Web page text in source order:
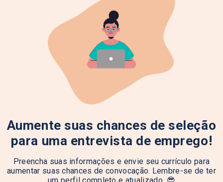
Aumente suas chances de seleção
para uma entrevista de emprego!
Preencha suas informações e envie seu currículo para
aumentar suas chances de convocação. Lembre-se de ter
um perfil completo e atualizado. 😎